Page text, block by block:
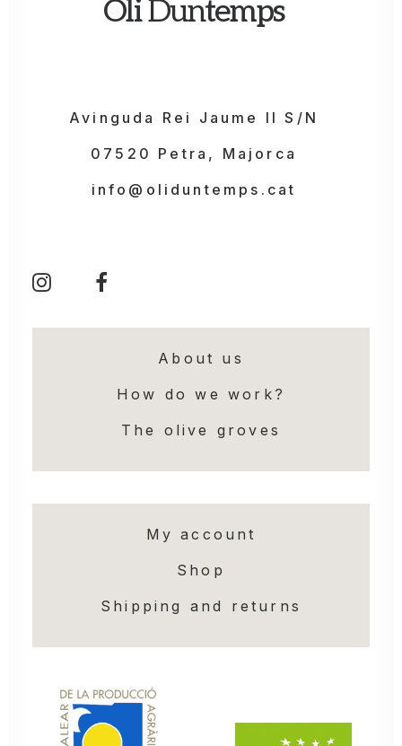
OliDuntemps
Avinguda Rei Jaume II S/N
07520 Petra, Majorca
info@oliduntemps.cat
About us
How do we work?
The olive groves
My account
Shop
Shipping and returns